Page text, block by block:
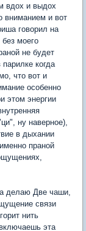
вдох и выдох
вниманием и вот
говорил на
моего
не будет
когда
что вот и
особенно
этом энергии
ну наверное),
в дыхании
праной
делаю Две чаши,
связи
нить
эта